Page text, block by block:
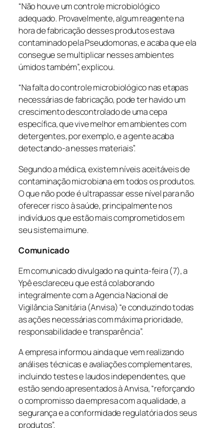
“Não houve um controle microbiológico
adequado. Provavelmente, algum reagente na
hora de fabricação desses produtos estava
contaminado pelaPseudomonas, e acaba que ela
consegue se multiplicar nesses ambientes
úmidos também”, explicou.
“Na falta do controle microbiológico nas etapas
necessárias de fabricação, pode ter havido um
crescimento descontrolado de uma cepa
específica, que vive melhor em ambientes com
detergentes, por exemplo, e a gente acaba
detectando-a nesses materiais”.
Segundo a médica, existem níveis aceitáveis de
contaminação microbiana em todos os produtos.
O que não pode é ultrapassar esse nível para não
oferecer risco à saúde, principalmente nos
indivíduos que estão mais comprometidos em
seu sistema imune.
Comunicado
Em comunicado divulgado na quinta-feira (7), a
Ypê esclareceu que está colaborando
integralmente com a Agencia Nacional de
Vigilância Sanitária (Anvisa) “e conduzindo todas
as ações necessárias com máxima prioridade,
responsabilidade e transparência”.
A empresa informou ainda que vem realizando
análises técnicas e avaliações complementares,
incluindo testes e laudos independentes, que
estão sendo apresentados à Anvisa, “reforçando
o compromisso da empresa com a qualidade, a
segurança e a conformidade regulatória dos seus
produtos”.